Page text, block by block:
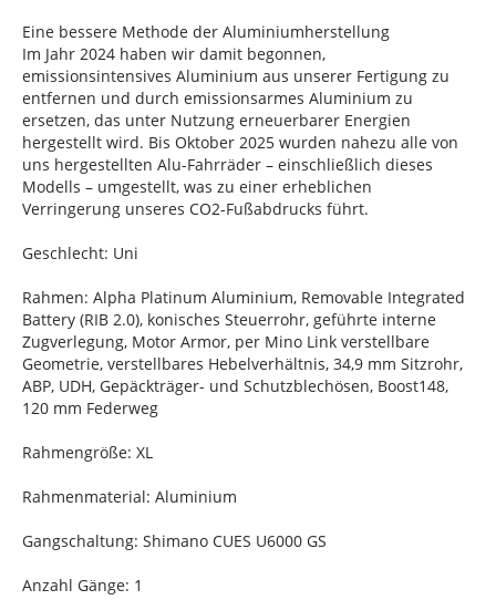
Eine bessere Methode der Aluminiumherstellung
Im Jahr 2024 haben wir damit begonnen,
emissionsintensives Aluminium aus unserer Fertigung zu
entfernen und durch emissionsarmes Aluminium zu
ersetzen, das unter Nutzung erneuerbarer Energien
hergestellt wird. Bis Oktober 2025 wurden nahezu alle von
uns hergestellten Alu-Fahrräder – einschließlich dieses
Modells – umgestellt, was zu einer erheblichen
Verringerung unseres CO2-Fußabdrucks führt.
Geschlecht: Uni
Rahmen: Alpha Platinum Aluminium, Removable Integrated
Battery (RIB 2.0), konisches Steuerrohr, geführte interne
Zugverlegung, Motor Armor, per Mino Link verstellbare
Geometrie, verstellbares Hebelverhältnis, 34,9 mm Sitzrohr,
ABP, UDH, Gepäckträger- und Schutzblechösen, Boost148,
120 mm Federweg
Rahmengröße: XL
Rahmenmaterial: Aluminium
Gangschaltung: Shimano CUES U6000 GS
Anzahl Gänge: 1